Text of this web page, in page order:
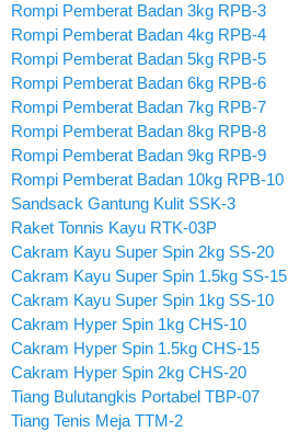
Rompi Pemberat Badan 3kg RPB-3
Rompi Pemberat Badan 4kg RPB-4
Rompi Pemberat Badan 5kg RPB-5
Rompi Pemberat Badan 6kg RPB-6
Rompi Pemberat Badan 7kg RPB-7
Rompi Pemberat Badan 8kg RPB-8
Rompi Pemberat Badan 9kg RPB-9
Rompi Pemberat Badan 10kg RPB-10
Sandsack Gantung Kulit SSK-3
Raket Tonnis Kayu RTK-03P
Cakram Kayu Super Spin 2kg SS-20
Cakram Kayu Super Spin 1.5kg SS-15
Cakram Kayu Super Spin 1kg SS-10
Cakram Hyper Spin 1kg CHS-10
Cakram Hyper Spin 1.5kg CHS-15
Cakram Hyper Spin 2kg CHS-20
Tiang Bulutangkis Portabel TBP-07
Tiang Tenis Meja TTM-2